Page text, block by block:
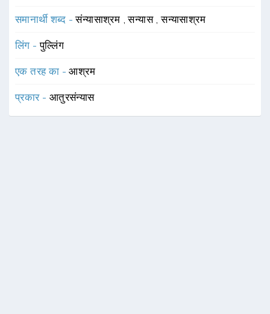
समानार्थी शब्द -संन्यासाश्रम ,सन्यास ,सन्यासाश्रम
लिंग -पुल्लिंग
एक तरह का -आश्रम
प्रकार - आतुरसंन्यास